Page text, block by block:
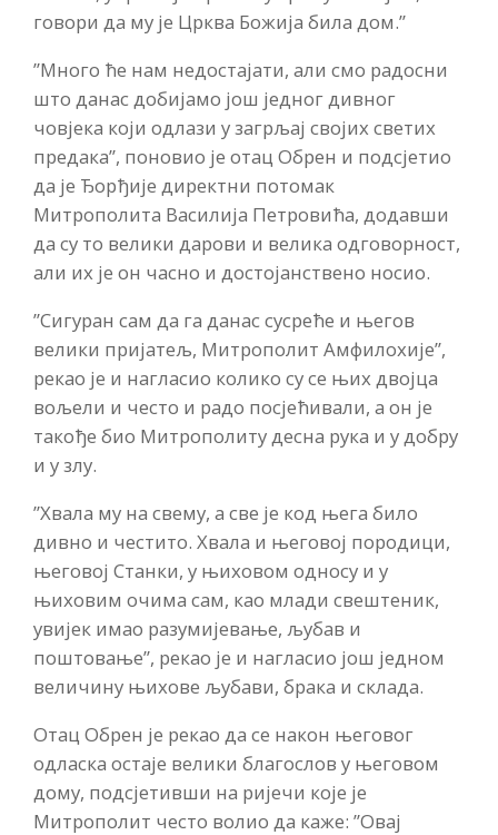
говори да му је Црква Божија била дом.”
”Много ће нам недостајати, али смо радосни
што данас добијамо још једног дивног
човјека који одлази у загрљај својих светих
предака”, поновио је отац Обрен и подсјетио
да је Ђорђије директни потомак
Митрополита Василија Петровића, додавши
да су то велики дарови и велика одговорност,
али их је он часно и достојанствено носио.
”Сигуран сам да га данас сусреће и његов
велики пријатељ, Митрополит Амфилохије”,
рекао је и нагласио колико су се њих двојца
вољели и често и радо посјећивали, а он је
такође био Митрополиту десна рука и у добру
и у злу.
”Хвала му на свему, а све је код њега било
дивно и честито. Хвала и његовој породици,
његовој Станки, у њиховом односу и у
њиховим очима сам, као млади свештеник,
увијек имао разумијевање, љубав и
поштовање”, рекао је и нагласио још једном
величину њихове љубави, брака и склада.
Отац Обрен је рекао да се након његовог
одласка остаје велики благослов у његовом
дому, подсјетивши на ријечи које је
Митрополит често волио да каже: ”Овај